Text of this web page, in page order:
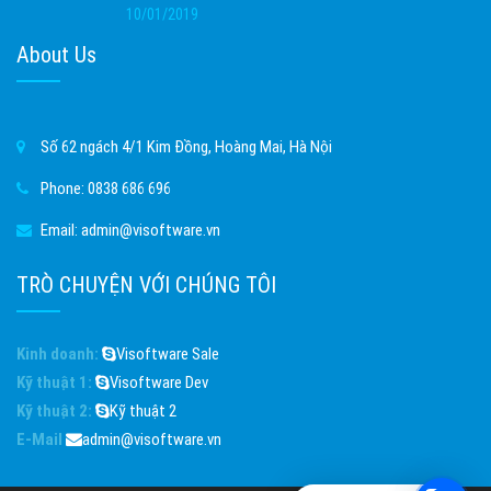
10/01/2019
About Us
Số 62 ngách 4/1 Kim Đồng, Hoàng Mai, Hà Nội
Phone: 0838 686 696
Email: admin@visoftware.vn
TRÒ CHUYỆN VỚI CHÚNG TÔI
Kinh doanh:
Visoftware Sale
Kỹ thuật 1:
Visoftware Dev
Kỹ thuật 2:
Kỹ thuật 2
E-Mail
admin@visoftware.vn